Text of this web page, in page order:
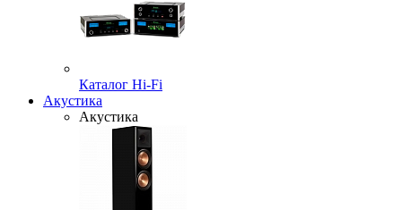
Каталог Hi-Fi
Акустика
Акустика